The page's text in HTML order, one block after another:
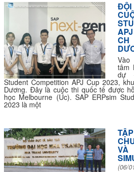
Vào
tâm
dự
Student Competition APJ Cup 2023,
Dương. Đây là cuộc thi quốc tế được
học Melbourne (Úc). SAP ERPsim
2023 là một
(06/